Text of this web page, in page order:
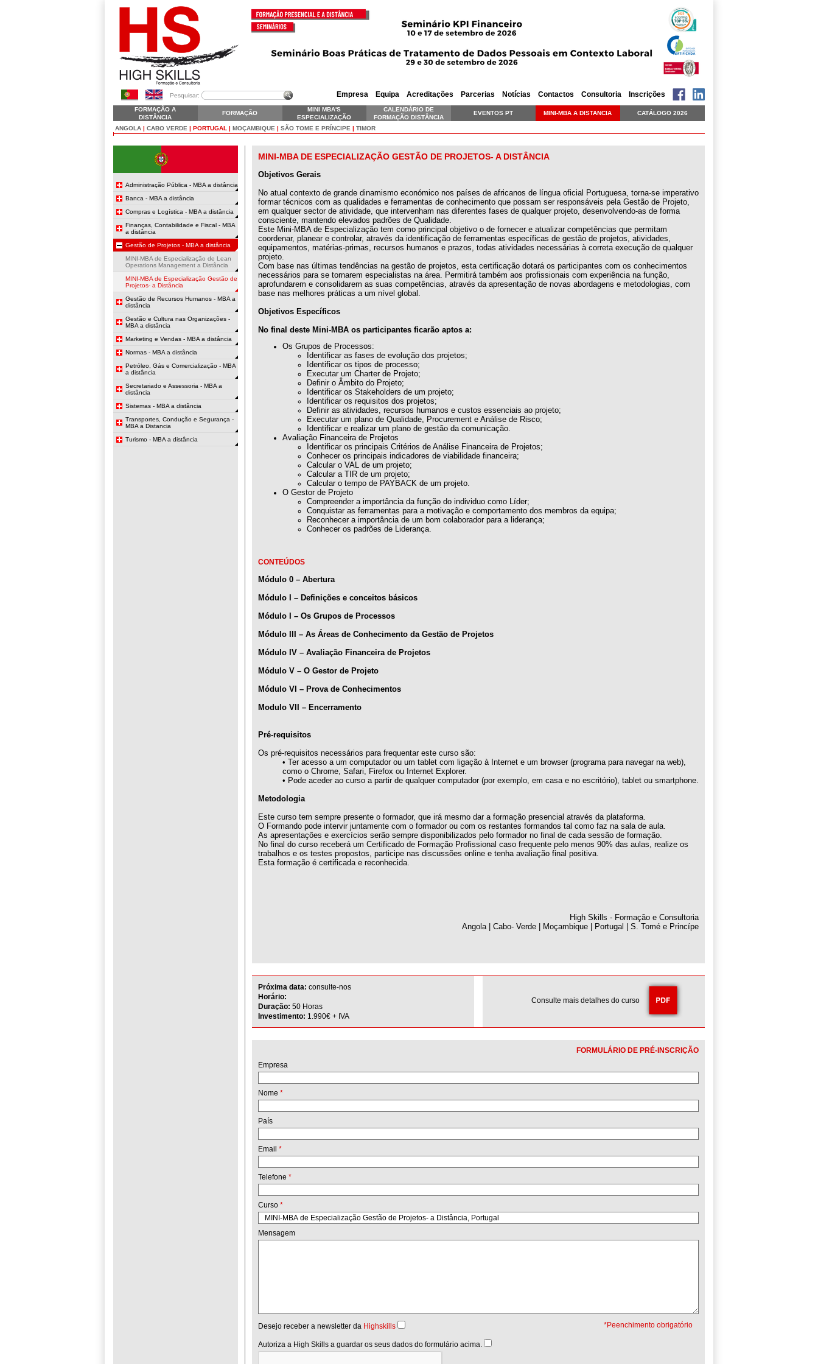
Pesquisar: Empresa Equipa Acreditações Parcerias Notícias Contactos Consultoria Inscrições
FORMAÇÃO A
DISTÂNCIA
FORMAÇÃO
MINI MBA'S
ESPECIALIZAÇÃO
SKILLS EXECUTIVE
CALENDÁRIO DE
FORMAÇÃO DISTÂNCIA
EVENTOS PT MINI-MBA A DISTANCIA CATÁLOGO 2026
ANGOLA | CABO VERDE | PORTUGAL | MOÇAMBIQUE | SÃO TOME E PRÍNCIPE | TIMOR
Administração Pública - MBA a distância
Banca - MBA a distância
Compras e Logística - MBA a distância
Finanças, Contabilidade e Fiscal - MBA
a distância
Gestão de Projetos - MBA a distância
MINI-MBA de Especialização de Lean
Operations Management a Distância
MINI-MBA de Especialização Gestão de
Projetos- a Distância
Gestão de Recursos Humanos - MBA a
distância
Gestão e Cultura nas Organizações -
MBA a distância
Marketing e Vendas - MBA a distância
Normas - MBA a distância
Petróleo, Gás e Comercialização - MBA
a distância
Secretariado e Assessoria - MBA a
distância
Sistemas - MBA a distância
Transportes, Condução e Segurança -
MBA a Distancia
Turismo - MBA a distância
MINI-MBA DE ESPECIALIZAÇÃO GESTÃO DE PROJETOS- A DISTÂNCIA
Objetivos Gerais
No atual contexto de grande dinamismo económico nos países de africanos de língua oficial Portuguesa, torna-se imperativo
formar técnicos com as qualidades e ferramentas de conhecimento que possam ser responsáveis pela Gestão de Projeto,
em qualquer sector de atividade, que intervenham nas diferentes fases de qualquer projeto, desenvolvendo-as de forma
consciente, mantendo elevados padrões de Qualidade.
Este Mini-MBA de Especialização tem como principal objetivo o de fornecer e atualizar competências que permitam
coordenar, planear e controlar, através da identificação de ferramentas específicas de gestão de projetos, atividades,
equipamentos, matérias-primas, recursos humanos e prazos, todas atividades necessárias à correta execução de qualquer
projeto.
Com base nas últimas tendências na gestão de projetos, esta certificação dotará os participantes com os conhecimentos
necessários para se tornarem especialistas na área. Permitirá também aos profissionais com experiência na função,
aprofundarem e consolidarem as suas competências, através da apresentação de novas abordagens e metodologias, com
base nas melhores práticas a um nível global.
Objetivos Específicos
No final deste Mini-MBA os participantes ficarão aptos a:
Os Grupos de Processos:
Identificar as fases de evolução dos projetos;
Identificar os tipos de processo;
Executar um Charter de Projeto;
Definir o Âmbito do Projeto;
Identificar os Stakeholders de um projeto;
Identificar os requisitos dos projetos;
Definir as atividades, recursos humanos e custos essenciais ao projeto;
Executar um plano de Qualidade, Procurement e Análise de Risco;
Identificar e realizar um plano de gestão da comunicação.
Avaliação Financeira de Projetos
Identificar os principais Critérios de Análise Financeira de Projetos;
Conhecer os principais indicadores de viabilidade financeira;
Calcular o VAL de um projeto;
Calcular a TIR de um projeto;
Calcular o tempo de PAYBACK de um projeto.
O Gestor de Projeto
Compreender a importância da função do individuo como Líder;
Conquistar as ferramentas para a motivação e comportamento dos membros da equipa;
Reconhecer a importância de um bom colaborador para a liderança;
Conhecer os padrões de Liderança.
CONTEÚDOS
Módulo 0 – Abertura
Módulo I – Definições e conceitos básicos
Módulo I – Os Grupos de Processos
Módulo III – As Áreas de Conhecimento da Gestão de Projetos
Módulo IV – Avaliação Financeira de Projetos
Módulo V – O Gestor de Projeto
Módulo VI – Prova de Conhecimentos
Modulo VII – Encerramento
Pré-requisitos
Os pré-requisitos necessários para frequentar este curso são:
• Ter acesso a um computador ou um tablet com ligação à Internet e um browser (programa para navegar na web),
como o Chrome, Safari, Firefox ou Internet Explorer.
• Pode aceder ao curso a partir de qualquer computador (por exemplo, em casa e no escritório), tablet ou smartphone.
Metodologia
Este curso tem sempre presente o formador, que irá mesmo dar a formação presencial através da plataforma.
O Formando pode intervir juntamente com o formador ou com os restantes formandos tal como faz na sala de aula.
As apresentações e exercícios serão sempre disponibilizados pelo formador no final de cada sessão de formação.
No final do curso receberá um Certificado de Formação Profissional caso frequente pelo menos 90% das aulas, realize os
trabalhos e os testes propostos, participe nas discussões online e tenha avaliação final positiva.
Esta formação é certificada e reconhecida.
High Skills - Formação e Consultoria
Angola | Cabo- Verde | Moçambique | Portugal | S. Tomé e Princípe
Próxima data: consulte-nos
Horário:
Duração: 50 Horas
Investimento: 1.990€ + IVA
Consulte mais detalhes do curso
FORMULÁRIO DE PRÉ-INSCRIÇÃO
Empresa
Nome *
País
Email *
Telefone *
Curso *
Mensagem
Desejo receber a newsletter da Highskills
Autoriza a High Skills a guardar os seus dados do formulário acima.
*Peenchimento obrigatório